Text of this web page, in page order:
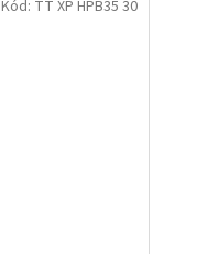
Kód: TT XP HPB35 30